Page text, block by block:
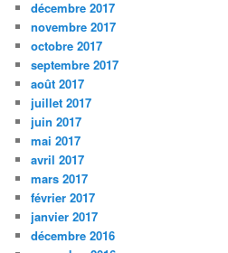
décembre 2017
novembre 2017
octobre 2017
septembre 2017
août 2017
juillet 2017
juin 2017
mai 2017
avril 2017
mars 2017
février 2017
janvier 2017
décembre 2016